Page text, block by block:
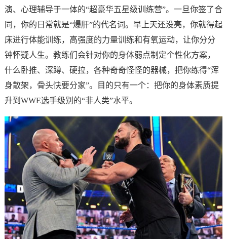
演、心理辅导于一体的“超豪华五星级训练营”。一旦你签了合
同，你的日常就是“爆肝”的代名词。早上天还没亮，你就得起
床进行体能训练，高强度的力量训练和有氧运动，让你分分
钟怀疑人生。教练们会针对你的身体弱点制定个性化方案，
什么卧推、深蹲、硬拉，各种奇奇怪怪的器械，把你练得“浑
身散架，骨头快要分家”。目的只有一个：把你的身体素质提
升到WWE选手级别的“非人类”水平。